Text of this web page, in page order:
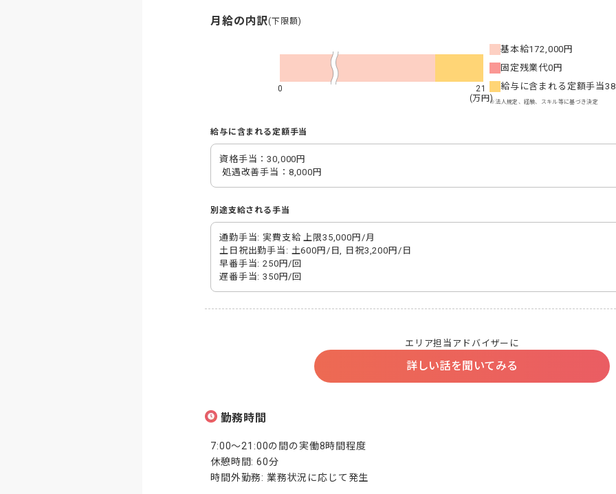
月給の内訳 (下限額)
0
21
(万円)
基本給172,000円
固定残業代0円
給与に含まれる定額手当
※法人規定、経験、スキル等に基づき決定
給与に含まれる定額手当
資格手当：30,000円
処遇改善手当：8,000円
別途支給される手当
通勤手当: 実費支給 上限35,000円/月
土日祝出勤手当: 土600円/日, 日祝3,200円/日
早番手当: 250円/回
遅番手当: 350円/回
エリア担当アドバイザーに
詳しい話を聞いてみる
勤務時間
7:00～21:00の間の実働8時間程度
休憩時間: 60分
時間外勤務: 業務状況に応じて発生